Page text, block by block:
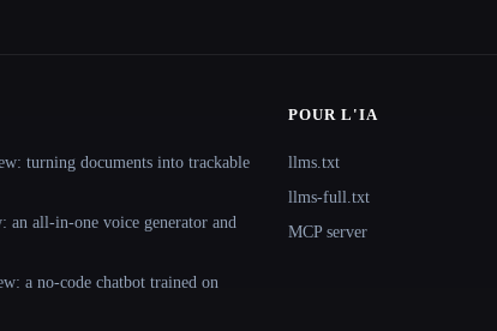
turning documents into trackable
an all-in-one voice generator and
a no-code chatbot trained on
POUR L'IA
llms.txt
llms-full.txt
MCP server